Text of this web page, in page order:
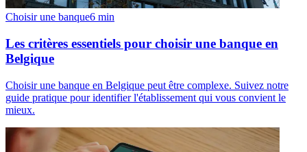
Choisir une banque6 min
Les critères essentiels pour choisir une banque en
Belgique
Choisir une banque en Belgique peut être complexe. Suivez notre
guide pratique pour identifier l'établissement qui vous convient le
mieux.